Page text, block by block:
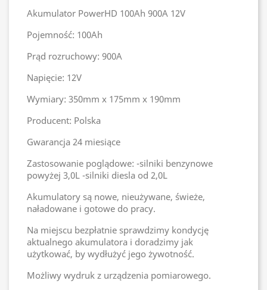
Akumulator PowerHD 100Ah 900A 12V
Pojemność: 100Ah
Prąd rozruchowy: 900A
Napięcie: 12V
Wymiary: 350mm x 175mm x 190mm
Producent: Polska
Gwarancja 24 miesiące
Zastosowanie poglądowe: -silniki benzynowe
powyżej 3,0L -silniki diesla od 2,0L
Akumulatory są nowe, nieużywane, świeże,
naładowane i gotowe do pracy.
Na miejscu bezpłatnie sprawdzimy kondycję
aktualnego akumulatora i doradzimy jak
użytkować, by wydłużyć jego żywotność.
Możliwy wydruk z urządzenia pomiarowego.